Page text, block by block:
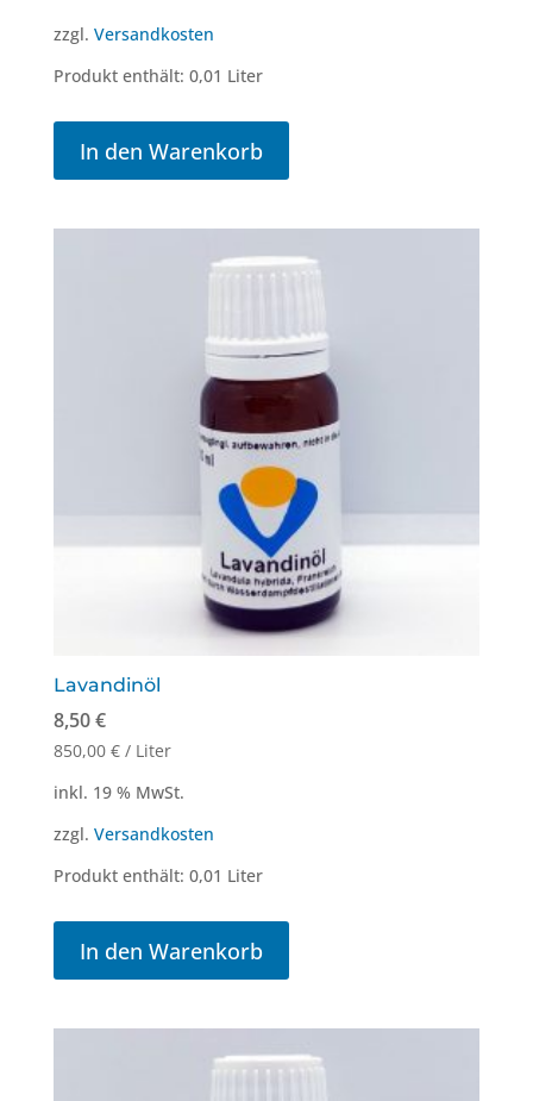
zzgl. Versandkosten
Produkt enthält: 0,01 Liter
In den Warenkorb
Lavandinöl
8,50€
850,00 €/ Liter
inkl. 19 % MwSt.
zzgl. Versandkosten
Produkt enthält: 0,01 Liter
In den Warenkorb